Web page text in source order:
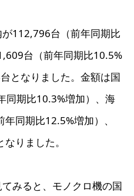
112,796台（前年同期比
台（前年同期比10.5%
となりました。金額は国
同期比10.3%増加）、海
同期比12.5%増加）、
りました。
みると、モノクロ機の国